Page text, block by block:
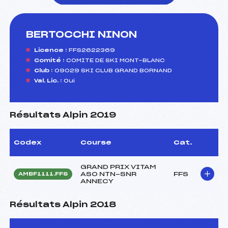
BERTOCCHI NINON
Licence : FFS2622369
Comité : COMITE DE SKI MONT-BLANC
Club : 09029 SKI CLUB GRAND BORNAND
Val. Lic. : Oui
Résultats Alpin 2019
Codex Course Cat.
AMBF1111.FFS
GRAND PRIX VITAM
ASO NTN-SNR
ANNECY
FFS
Résultats Alpin 2018